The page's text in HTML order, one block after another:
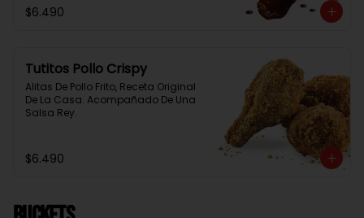
$6.490
Tutitos Pollo Crispy
Alitas De Pollo Frito, Receta Original
De La Casa. Acompañado De Una
Salsa Rey.
$6.490